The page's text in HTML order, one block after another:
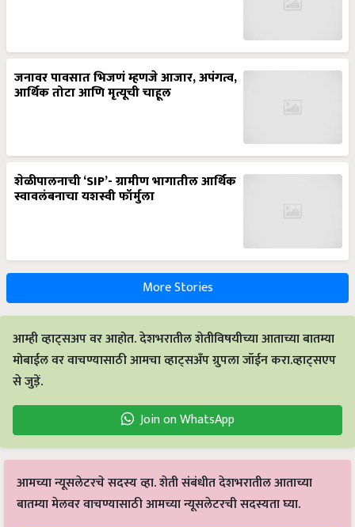
जनावर पावसात भिजणं म्हणजे आजार, अपंगत्व,
आर्थिक तोटा आणि मृत्यूची चाहूल
शेळीपालनाची ‘SIP’- ग्रामीण भागातील आर्थिक
स्वावलंबनाचा यशस्वी फॉर्मुला
More Stories
आम्ही व्हाट्सअप वर आहोत. देशभरातील शेतीविषयीच्या आताच्या बातम्या
मोबाईल वर वाचण्यासाठी आमचा व्हाट्सअँप ग्रुपला जॉईन करा.व्हाट्सएप
से जुड़ें.
Join on WhatsApp
आमच्या न्यूसलेटरचे सदस्य व्हा. शेती संबंधीत देशभरातील आताच्या
बातम्या मेलवर वाचण्यासाठी आमच्या न्यूसलेटरची सदस्यता घ्या.